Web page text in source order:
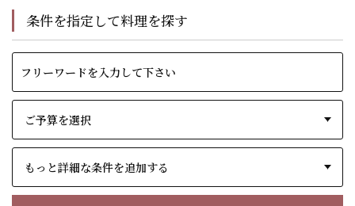
条件を指定して料理を探す
もっと詳細な条件を追加する